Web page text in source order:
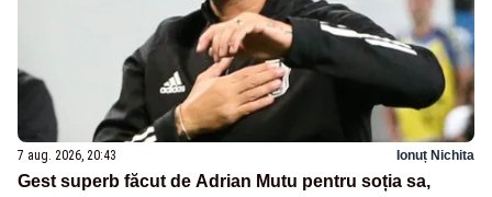
7 aug. 2026, 20:43 Ionuț Nichita
Gest superb făcut de Adrian Mutu pentru soția sa,